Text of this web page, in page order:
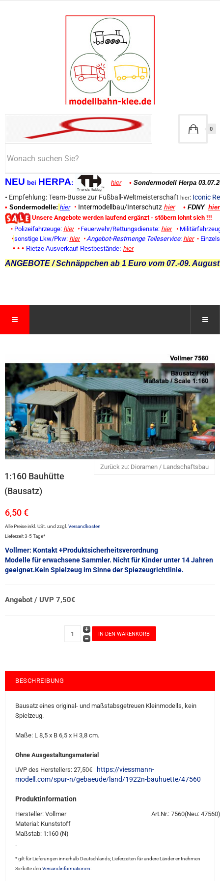
NEU bei HERPA: hier • Sondermodell Herpa
• Empfehlung: Team-Busse zur Fußball-Weltmeisterschaft hier: Iconic
• Sondermodelle: hier • Intermodellbau/Interschutz hier • FDNY hier
Unsere Angebote werden laufend ergänzt - stöbern lohnt sich !!!
• Polizeifahrzeuge: hier • Feuerwehr/Rettungsdienste: hier •
• sonstige Lkw/Pkw: hier • Angebot-Restmenge Teileservice: hier •
• • • Rietze Ausverkauf Restbestände: hier
ANGEBOTE / Schnäppchen ab 1 Euro vom 07.-09.
0
Zurück zu: Dioramen / Landschaftsbau
1:160 Bauhütte
(Bausatz)
6,50 €
Alle Preise inkl. USt. und zzgl. Versandkosten
Lieferzeit 3-5 Tage*
Vollmer: Kontakt +Produktsicherheitsverordnung
Modelle für erwachsene Sammler. Nicht für Kinder unter 14 Jahren
geeignet.Kein Spielzeug im Sinne der Spiezeugrichtlinie.
Angebot / UVP 7,50€
BESCHREIBUNG
Bausatz eines original- und maßstabsgetreuen Kleinmodells, kein
Spielzeug.
Maße: L 8,5 x B 6,5 x H 3,8 cm.
Ohne Ausgestaltungsmaterial
UVP des Herstellers: 27,50€
https://viessmann-
modell.com/spur-n/gebaeude/land/1922n-bauhuette/47560
Produktinformation
Hersteller: Vollmer
Art.Nr.: 7560(Neu: 47560)
Material: Kunststoff
Maßstab: 1:160 (N)
* gilt für Lieferungen innerhalb Deutschlands; Lieferzeiten für andere Länder entnehmen
Sie bitte den Versandinformationen: